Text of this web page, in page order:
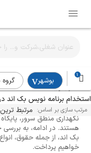
1
بوشهر
استخدام برنامه نویس بک اند
مرتب سازی بر اساس: مرتبط ترین
استخدام بک اند :
کارجویان
استخدام بک اند یکی از
وب‌سایت‌ها به شمار می‌آید.
نگهداری منطق سرور،
هستند. در ادامه، به
بک اند، از جمله حقوق،
خواهیم پرداخت.